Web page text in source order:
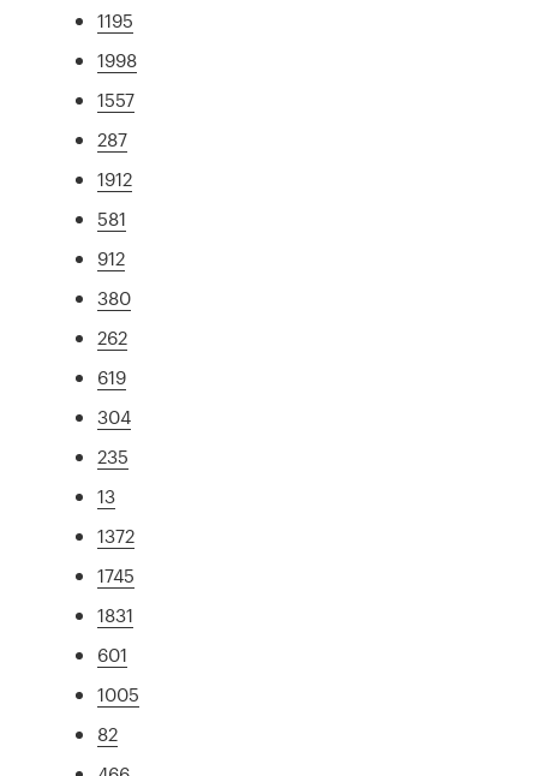
1195
1998
1557
287
1912
581
912
380
262
619
304
235
13
1372
1745
1831
601
1005
82